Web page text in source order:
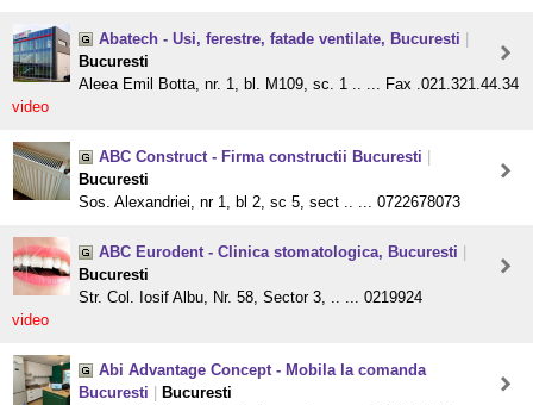
Abatech - Usi, ferestre, fatade ventilate, Bucuresti
Bucuresti
Aleea Emil Botta, nr. 1, bl. M109, sc. 1 .. ... Fax .021.321.44.34
video
ABC Construct - Firma constructii Bucuresti
Bucuresti
Sos. Alexandriei, nr 1, bl 2, sc 5, sect .. ... 0722678073
ABC Eurodent - Clinica stomatologica, Bucuresti
Bucuresti
Str. Col. Iosif Albu, Nr. 58, Sector 3, .. ... 0219924
video
Abi Advantage Concept - Mobila la comanda
Bucuresti
Bucuresti